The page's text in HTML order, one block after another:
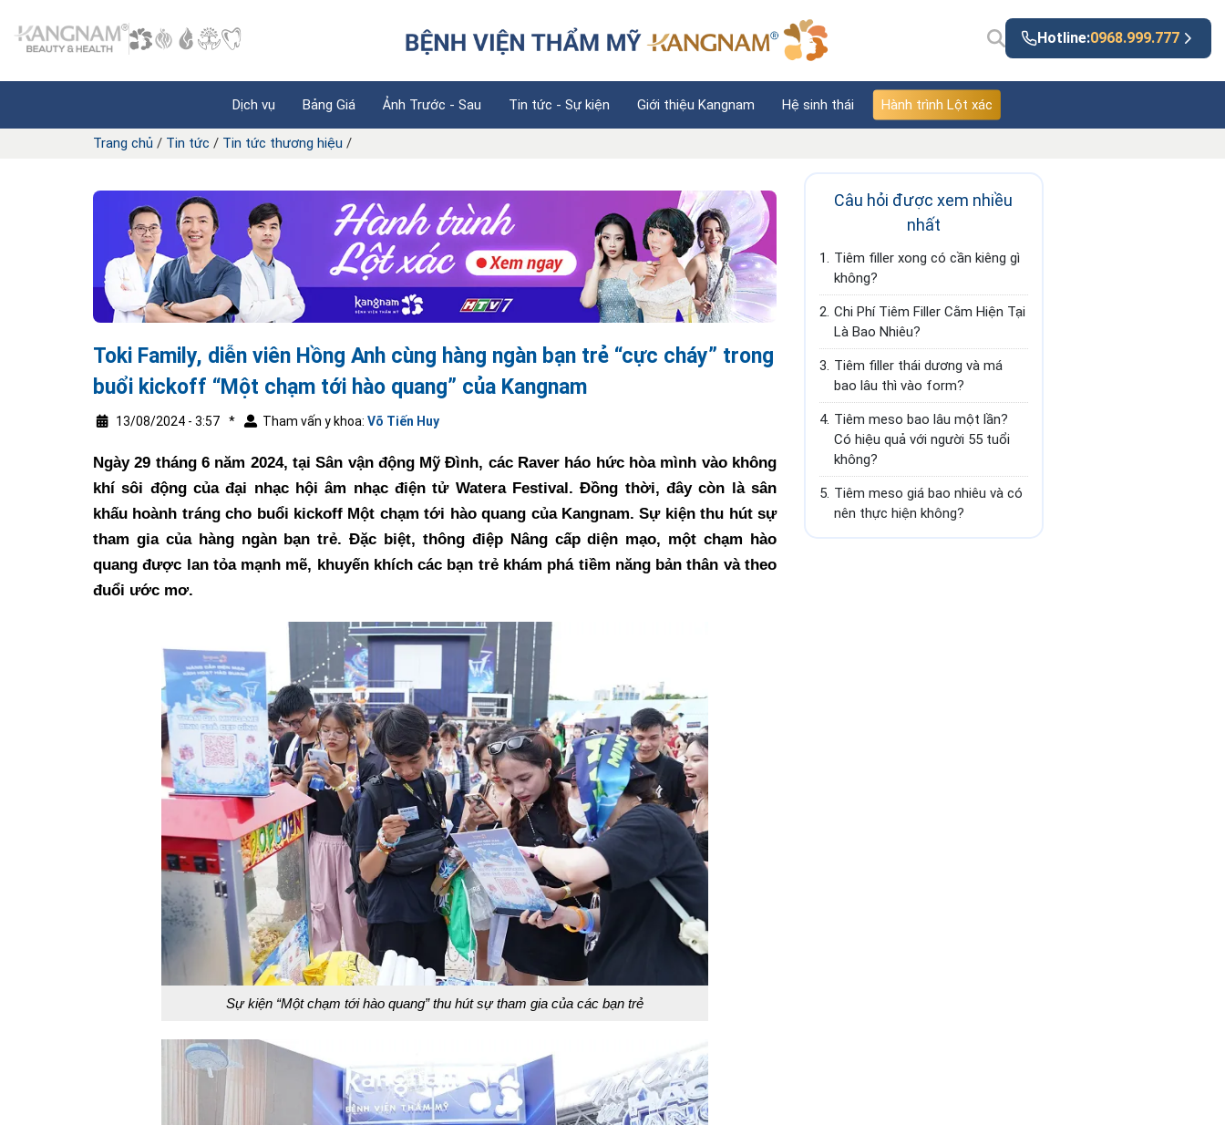
Hotline:0968.999.777
Dịch vụ Bảng Giá Ảnh Trước - Sau Tin tức - Sự kiện Giới thiệu Kangnam Hệ sinh thái Hành trình Lột xác
Trang chủ / Tin tức / Tin tức thương hiệu /
Toki Family, diễn viên Hồng Anh cùng hàng ngàn bạn trẻ “cực cháy” trong
buổi kickoff “Một chạm tới hào quang” của Kangnam
13/08/2024 - 3:57 * Tham vấn y khoa: Võ Tiến Huy
Ngày 29 tháng 6 năm 2024, tại Sân vận động Mỹ Đình, các Raver háo hức hòa mình vào không
khí sôi động của đại nhạc hội âm nhạc điện tử Watera Festival. Đồng thời, đây còn là sân
khấu hoành tráng cho buổi kickoff Một chạm tới hào quang của Kangnam. Sự kiện thu hút sự
tham gia của hàng ngàn bạn trẻ. Đặc biệt, thông điệp Nâng cấp diện mạo, một chạm hào
quang được lan tỏa mạnh mẽ, khuyến khích các bạn trẻ khám phá tiềm năng bản thân và theo
đuổi ước mơ.
Sự kiện “Một chạm tới hào quang” thu hút sự tham gia của các bạn trẻ
Câu hỏi được xem nhiều
nhất
1. Tiêm filler xong có cần kiêng gì
không?
2. Chi Phí Tiêm Filler Cằm Hiện Tại
Là Bao Nhiêu?
3. Tiêm filler thái dương và má
bao lâu thì vào form?
4. Tiêm meso bao lâu một lần?
Có hiệu quả với người 55 tuổi
không?
5. Tiêm meso giá bao nhiêu và có
nên thực hiện không?